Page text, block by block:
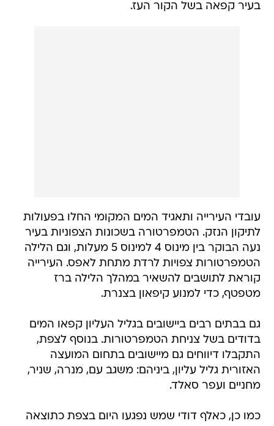
בעיר קפאה בשל הקור העז.
עובדי העירייה ותאגיד המים המקומי החלו בפעולות
לתיקון הנזק. הטמפרטורה בשכונות הצפוניות בעיר
נעה הבוקר בין מינוס 4 למינוס 5 מעלות, וגם הלילה
הטמפרטורות צפויות לרדת מתחת לאפס. העירייה
קוראת לתושבים להשאיר במהלך הלילה ברז
מטפטף, כדי למנוע קיפאון בצנרת.
גם בבתים רבים ביישובים בגליל העליון קפאו המים
בדודים בשל צניחת הטמפרטורות. בנוסף לצפת,
התקבלו דיווחים גם מיישובים בתחום המועצה
האזורית גליל עליון, ביניהם: משגב עם, מנרה, שניר,
מחניים ועפר סאלד.
כמו כן, כאלף דודי שמש נפגעו היום בצפת כתוצאה